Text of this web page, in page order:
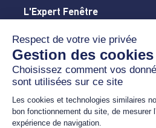
L'Expert Fenêtre
86 avenue du Perche
61300 L'AIGLE
02 14 20 54 28
arnaud.hacault@sfr.fr